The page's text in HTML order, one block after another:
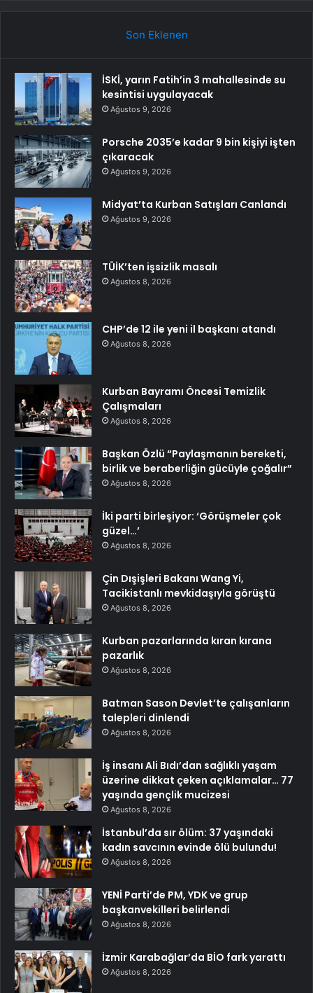
Son Eklenen
İSKİ, yarın Fatih’in 3 mahallesinde su
kesintisi uygulayacak
Ağustos 9, 2026
Porsche 2035’e kadar 9 bin kişiyi işten
çıkaracak
Ağustos 9, 2026
Midyat’ta Kurban Satışları Canlandı
Ağustos 9, 2026
TÜİK’ten işsizlik masalı
Ağustos 8, 2026
CHP’de 12 ile yeni il başkanı atandı
Ağustos 8, 2026
Kurban Bayramı Öncesi Temizlik
Çalışmaları
Ağustos 8, 2026
Başkan Özlü “Paylaşmanın bereketi,
birlik ve beraberliğin gücüyle çoğalır”
Ağustos 8, 2026
İki parti birleşiyor: ‘Görüşmeler çok
güzel…’
Ağustos 8, 2026
Çin Dışişleri Bakanı Wang Yi,
Tacikistanlı mevkidaşıyla görüştü
Ağustos 8, 2026
Kurban pazarlarında kıran kırana
pazarlık
Ağustos 8, 2026
Batman Sason Devlet’te çalışanların
talepleri dinlendi
Ağustos 8, 2026
İş insanı Ali Bıdı’dan sağlıklı yaşam
üzerine dikkat çeken açıklamalar… 77
yaşında gençlik mucizesi
Ağustos 8, 2026
İstanbul’da sır ölüm: 37 yaşındaki
kadın savcının evinde ölü bulundu!
Ağustos 8, 2026
YENİ Parti’de PM, YDK ve grup
başkanvekilleri belirlendi
Ağustos 8, 2026
İzmir Karabağlar’da BİO fark yarattı
Ağustos 8, 2026